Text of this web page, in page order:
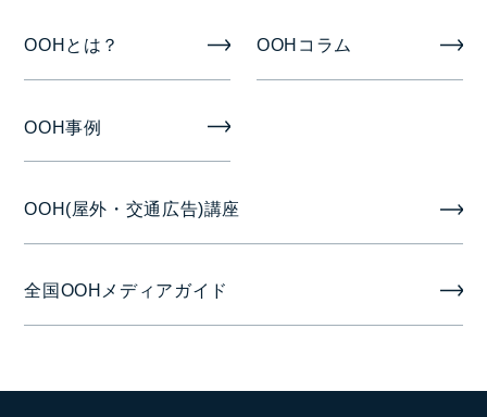
OOHとは？ OOHコラム
OOH事例
OOH(屋外・交通広告)講座
全国OOHメディアガイド